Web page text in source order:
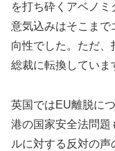
を打ち砕くアベノ
意気込みはそこまで
向性でした。ただ
総裁に転換していま
英国ではEU離脱に
港の国家安全法問題
ルに対する反対の声